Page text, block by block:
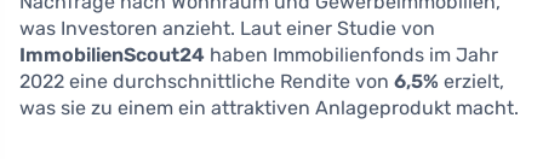
was Investoren anzieht. Laut einer Studie von
ImmobilienScout24 haben Immobilienfonds im Jahr
2022 eine durchschnittliche Rendite von 6,5% erzielt,
was sie zu einem ein attraktiven Anlageprodukt macht.